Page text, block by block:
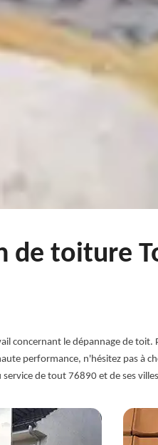
de toiture
concernant le dépannage de
performance, n'hésitez pas à
de tout 76890 et de ses